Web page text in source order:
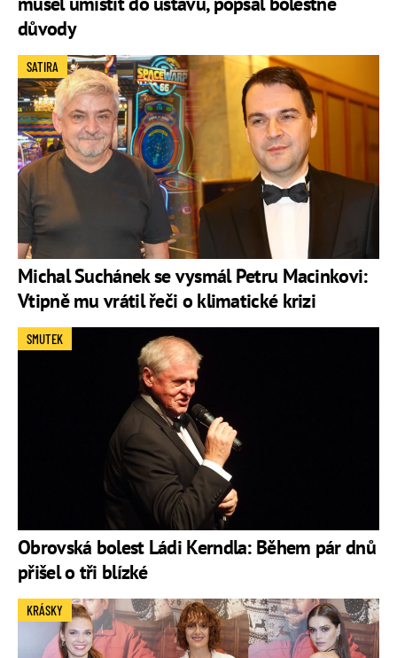
důvody
Michal Suchánek se vysmál Petru Macinkovi:
Vtipně mu vrátil řeči o klimatické krizi
SATIRA
Obrovská bolest Ládi Kerndla: Během pár dnů
přišel o tři blízké
SMUTEK
KRÁSKY